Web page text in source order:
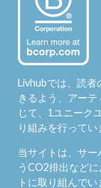
Livhubでは、読者
きるよう、アー
じて、1ユニーク
り組みを行ってい
当サイトは、サ
うCO2排出など
トに取り組んでい